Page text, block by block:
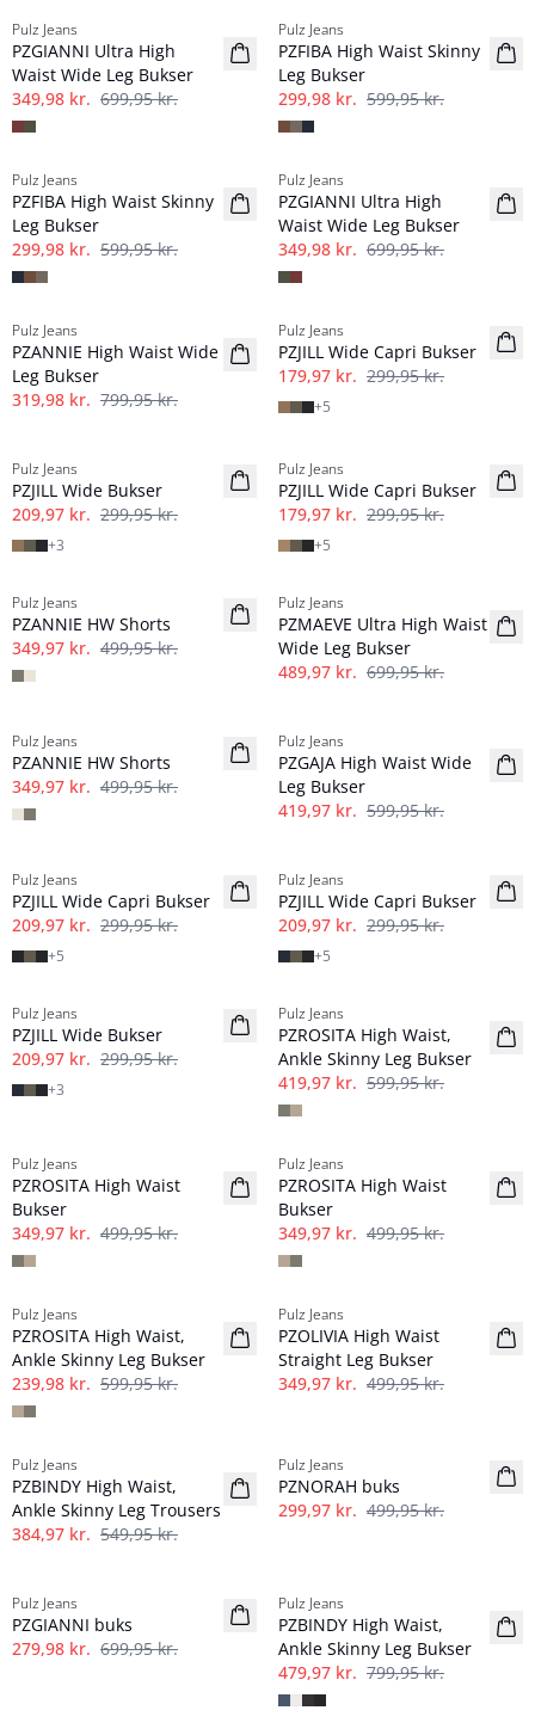
Pulz Jeans
PZGIANNI Ultra High
Waist Wide Leg Bukser
349,98 kr. 699,95 kr.
Pulz Jeans
PZFIBA High Waist Skinny
Leg Bukser
299,98 kr. 599,95 kr.
-50%
Pulz Jeans
PZFIBA High Waist Skinny
Leg Bukser
299,98 kr. 599,95 kr.
-50%
Pulz Jeans
PZGIANNI Ultra High
Waist Wide Leg Bukser
349,98 kr. 699,95 kr.
-60%
Pulz Jeans
PZANNIE High Waist Wide
Leg Bukser
319,98 kr. 799,95 kr.
-40%
Pulz Jeans
PZJILL Wide Capri Bukser
179,97 kr. 299,95 kr.
+5
Pulz Jeans
PZJILL Wide Bukser
209,97 kr. 299,95 kr.
+3
Pulz Jeans
PZJILL Wide Capri Bukser
179,97 kr. 299,95 kr.
+5
-30%
Pulz Jeans
PZANNIE HW Shorts
349,97 kr. 499,95 kr.
-30%
Pulz Jeans
PZMAEVE Ultra High Waist
Wide Leg Bukser
489,97 kr. 699,95 kr.
Pulz Jeans
PZANNIE HW Shorts
349,97 kr. 499,95 kr.
Pulz Jeans
PZGAJA High Waist Wide
Leg Bukser
419,97 kr. 599,95 kr.
Pulz Jeans
PZJILL Wide Capri Bukser
209,97 kr. 299,95 kr.
+5
Pulz Jeans
PZJILL Wide Capri Bukser
209,97 kr. 299,95 kr.
+5
-30%
Pulz Jeans
PZJILL Wide Bukser
209,97 kr. 299,95 kr.
+3
-30%
Pulz Jeans
PZROSITA High Waist,
Ankle Skinny Leg Bukser
419,97 kr. 599,95 kr.
Pulz Jeans
PZROSITA High Waist
Bukser
349,97 kr. 499,95 kr.
-30%
Pulz Jeans
PZROSITA High Waist
Bukser
349,97 kr. 499,95 kr.
-60%
Pulz Jeans
PZROSITA High Waist,
Ankle Skinny Leg Bukser
239,98 kr. 599,95 kr.
-30%
Pulz Jeans
PZOLIVIA High Waist
Straight Leg Bukser
349,97 kr. 499,95 kr.
-30%
Pulz Jeans
PZBINDY High Waist,
Ankle Skinny Leg Trousers
384,97 kr. 549,95 kr.
Pulz Jeans
PZNORAH buks
299,97 kr. 499,95 kr.
Pulz Jeans
PZGIANNI buks
279,98 kr. 699,95 kr.
Pulz Jeans
PZBINDY High Waist,
Ankle Skinny Leg Bukser
479,97 kr. 799,95 kr.
-60%